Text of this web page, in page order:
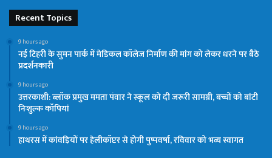
Recent Topics
9 hours ago
नई टिहरी के सुमन पार्क में मेडिकल कॉलेज निर्माण की मांग को लेकर धरने पर बैठे
प्रदर्शनकारी
9 hours ago
उत्तरकाशी: ब्लॉक प्रमुख ममता पंवार ने स्कूल को दी जरूरी सामग्री, बच्चों को बांटी
निःशुल्क कॉपियां
9 hours ago
हाथरस में कांवड़ियों पर हेलीकॉप्टर से होगी पुष्पवर्षा, रविवार को भव्य स्वागत